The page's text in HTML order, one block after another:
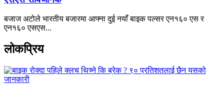
बजाज अटोले भारतीय बजारमा आफ्ना दुई नयाँ बाइक पल्सर एन१६० एस र
एन१६० एसएस...
लोकप्रिय